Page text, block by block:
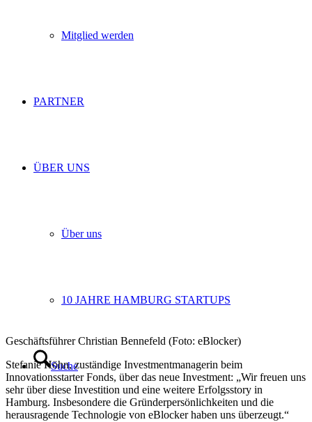
Mitglied werden
PARTNER
ÜBER UNS
Über uns
10 JAHRE HAMBURG STARTUPS
Suche
Geschäftsführer Christian Bennefeld (Foto: eBlocker)
Stefanie Höhn, zuständige Investmentmanagerin beim
Innovationsstarter Fonds, über das neue Investment: „Wir freuen uns
sehr über diese Investition und eine weitere Erfolgsstory in
Hamburg. Insbesondere die Gründerpersönlichkeiten und die
herausragende Technologie von eBlocker haben uns überzeugt.“